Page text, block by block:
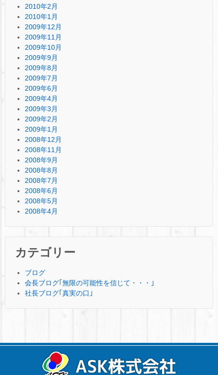
2010年2月
2010年1月
2009年12月
2009年11月
2009年10月
2009年9月
2009年8月
2009年7月
2009年6月
2009年4月
2009年3月
2009年2月
2009年1月
2008年12月
2008年11月
2008年9月
2008年8月
2008年7月
2008年6月
2008年5月
2008年4月
カテゴリー
ブログ
会長ブログ｢無限の可能性を信じて・・・｣
社長ブログ｢真実の口｣